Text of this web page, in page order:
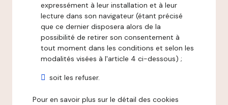
expressément à leur installation et à leur
lecture dans son navigateur (étant précisé
que ce dernier disposera alors de la
possibilité de retirer son consentement à
tout moment dans les conditions et selon les
modalités visées à l'article 4 ci-dessous) ;
soit les refuser.
Pour en savoir plus sur le détail des cookies